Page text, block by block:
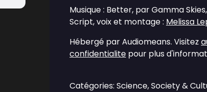
Musique : Better, par Gamma
Script, voix et montage : Melissa
Hébergé par Audiomeans. Visitez
confidentialite pour plus
Catégories: Science, Society &